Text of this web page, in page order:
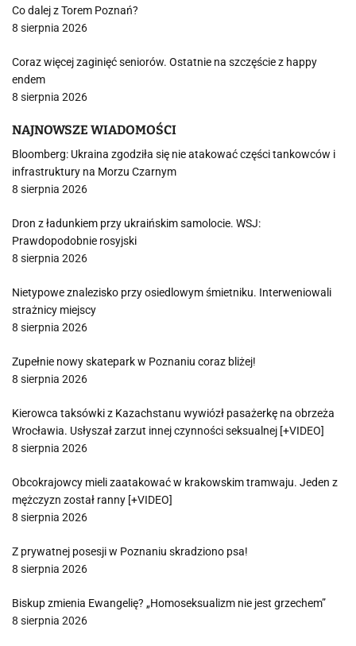
Co dalej z Torem Poznań?
8 sierpnia 2026
Coraz więcej zaginięć seniorów. Ostatnie na szczęście z happy
endem
8 sierpnia 2026
NAJNOWSZE WIADOMOŚCI
Bloomberg: Ukraina zgodziła się nie atakować części tankowców i
infrastruktury na Morzu Czarnym
8 sierpnia 2026
Dron z ładunkiem przy ukraińskim samolocie. WSJ:
Prawdopodobnie rosyjski
8 sierpnia 2026
Nietypowe znalezisko przy osiedlowym śmietniku. Interweniowali
strażnicy miejscy
8 sierpnia 2026
Zupełnie nowy skatepark w Poznaniu coraz bliżej!
8 sierpnia 2026
Kierowca taksówki z Kazachstanu wywiózł pasażerkę na obrzeża
Wrocławia. Usłyszał zarzut innej czynności seksualnej [+VIDEO]
8 sierpnia 2026
Obcokrajowcy mieli zaatakować w krakowskim tramwaju. Jeden z
mężczyzn został ranny [+VIDEO]
8 sierpnia 2026
Z prywatnej posesji w Poznaniu skradziono psa!
8 sierpnia 2026
Biskup zmienia Ewangelię? „Homoseksualizm nie jest grzechem”
8 sierpnia 2026